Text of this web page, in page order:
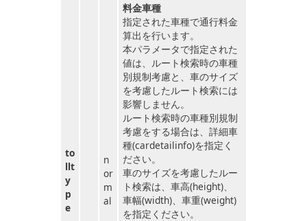
to
llt
y
p
e
n
or
m
al
料金車種
指定された車種で通行料金
算出を行います。
本パラメータで指定された
値は、ルート検索時の車種
別規制考慮と、車のサイズ
を考慮したルート検索には
影響しません。
ルート検索時の車種別規制
考慮をする場合は、詳細車
種(cardetailinfo)を指定く
ださい。
車のサイズを考慮したルー
ト検索は、車高(height)、
車幅(width)、車重(weight)
を指定ください。